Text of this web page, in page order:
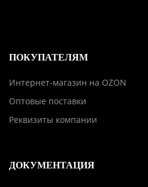
ПОКУПАТЕЛЯМ
Интернет-магазин на OZON
Оптовые поставки
Реквизиты компании
ДОКУМЕНТАЦИЯ